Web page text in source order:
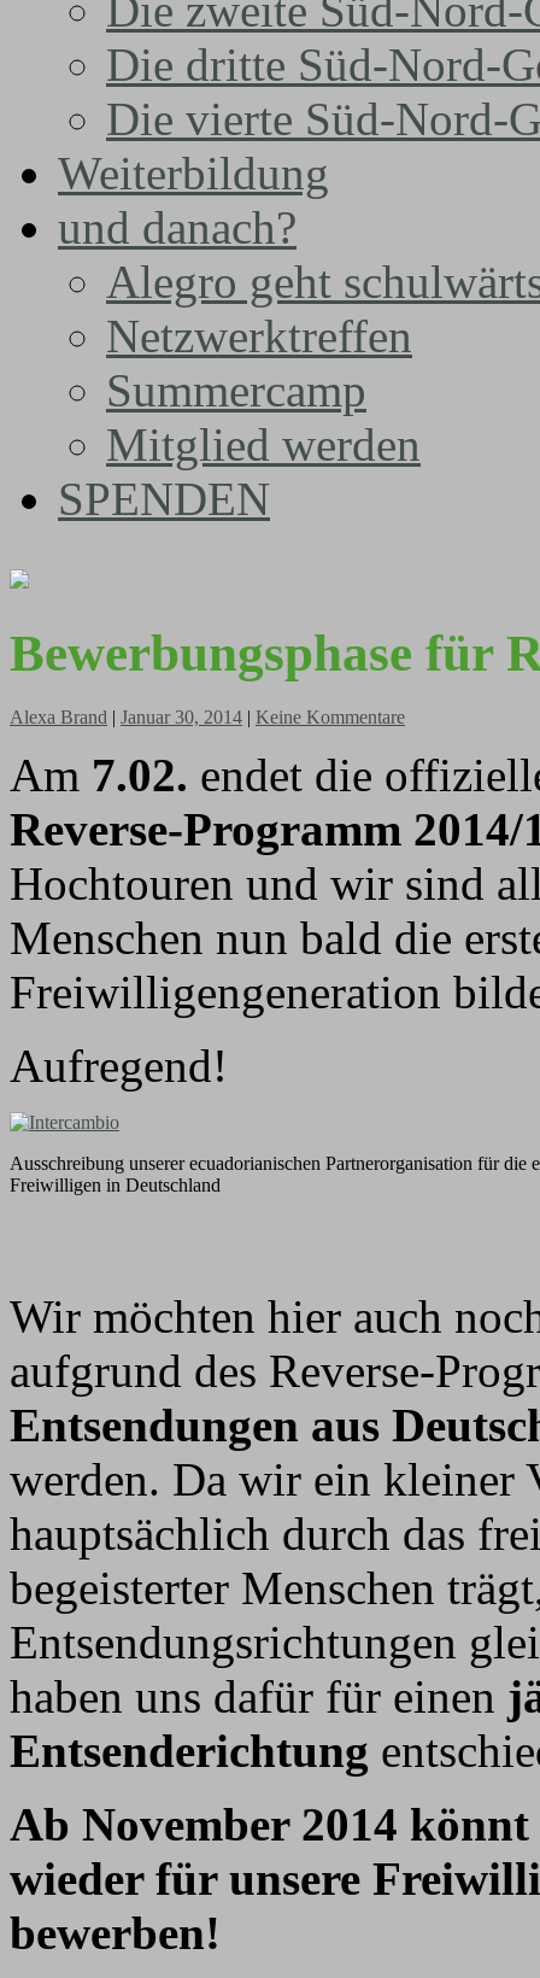
Die dritte Süd-Nord-
Die vierte Süd-Nord-
Weiterbildung
und danach?
Alegro geht
Netzwerktreffen
Summercamp
Mitglied werden
SPENDEN
Bewerbungsphase für
Alexa Brand | Januar 30, 2014 | Keine Kommentare
Am 7.02. endet die
Reverse-Programm 2014/
Hochtouren und wir sind
Menschen nun bald die
Freiwilligengeneration
Aufregend!
Ausschreibung unserer ecuadorianischen Partnerorganisation für die
Freiwilligen in Deutschland
Wir möchten hier auch
aufgrund des Reverse-
Entsendungen aus
werden. Da wir ein kleiner
hauptsächlich durch das
begeisterter Menschen
Entsendungsrichtungen
haben uns dafür für einen
Entsenderichtung
Ab November 2014
wieder für unsere
bewerben!